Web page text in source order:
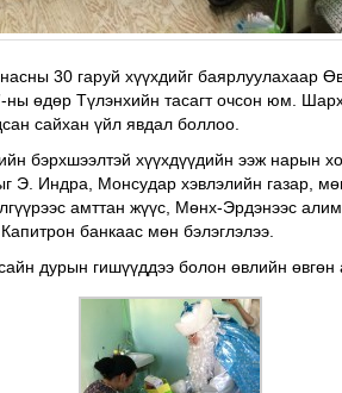
30 гаруй хүүхдийг баярлуулахаар
өдөр Түлэнхийн тасагт очсон юм.
сайхан үйл явдал боллоо.
бэрхшээлтэй хүүхдүүдийн ээж нарын
Э. Индра, Монсудар хэвлэлийн газар,
амттан жүүс, Мөнх-Эрдэнээс
банкаас мөн бэлэглэлээ.
дурын гишүүддээ болон өвлийн